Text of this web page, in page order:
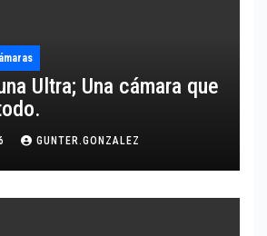
Ultra; Una cámara que
GUNTER.GONZALEZ